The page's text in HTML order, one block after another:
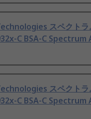
スペクトラ
C BSA-C Spectrum
スペクトラ
C BSA-C Spectrum